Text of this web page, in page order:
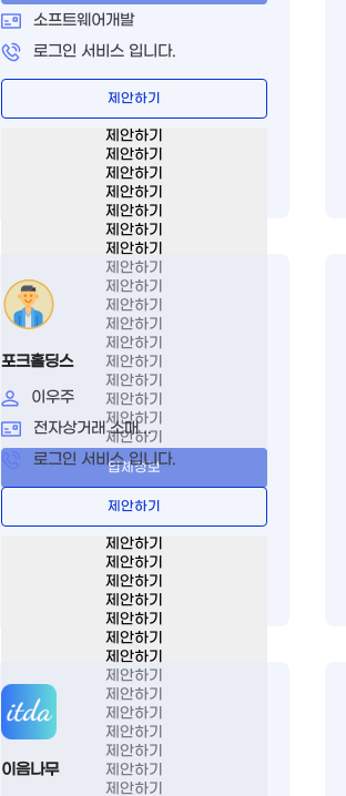
소프트웨어개발
로그인 서비스 입니다.
제안하기
제안하기
제안하기
제안하기
제안하기
제안하기
제안하기
제안하기
제안하기
제안하기
제안하기
제안하기
제안하기
제안하기
제안하기
제안하기
제안하기
제안하기
업체정보
포크홀딩스
이우주
전자상거래 소매 ..
로그인 서비스 입니다.
제안하기
제안하기
제안하기
제안하기
제안하기
제안하기
제안하기
제안하기
제안하기
제안하기
제안하기
제안하기
제안하기
제안하기
제안하기
이음나무